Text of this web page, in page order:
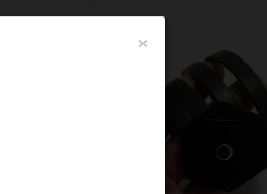
×